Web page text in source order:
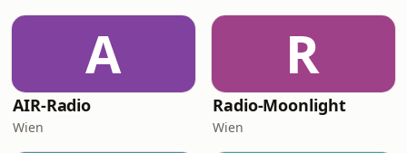
A
AIR-Radio
Wien
R
Radio-Moonlight
Wien